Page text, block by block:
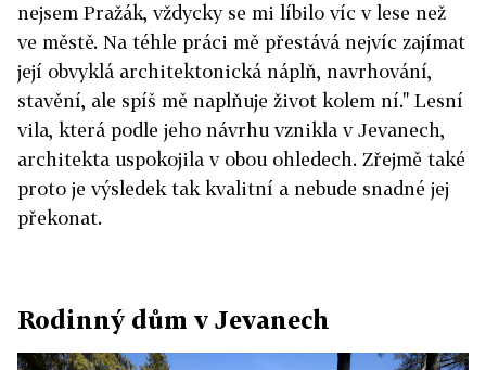
nejsem Pražák, vždycky se mi líbilo víc v lese než
ve městě. Na téhle práci mě přestává nejvíc zajímat
její obvyklá architektonická náplň, navrhování,
stavění, ale spíš mě naplňuje život kolem ní." Lesní
vila, která podle jeho návrhu vznikla v Jevanech,
architekta uspokojila v obou ohledech. Zřejmě také
proto je výsledek tak kvalitní a nebude snadné jej
překonat.
Rodinný dům v Jevanech